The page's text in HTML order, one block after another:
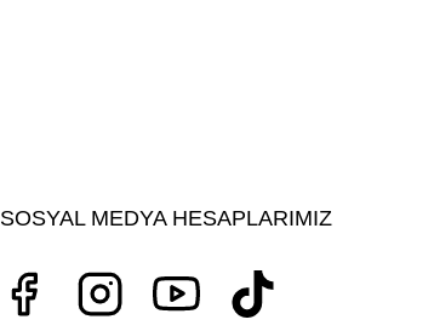
SOSYAL MEDYA HESAPLARIMIZ